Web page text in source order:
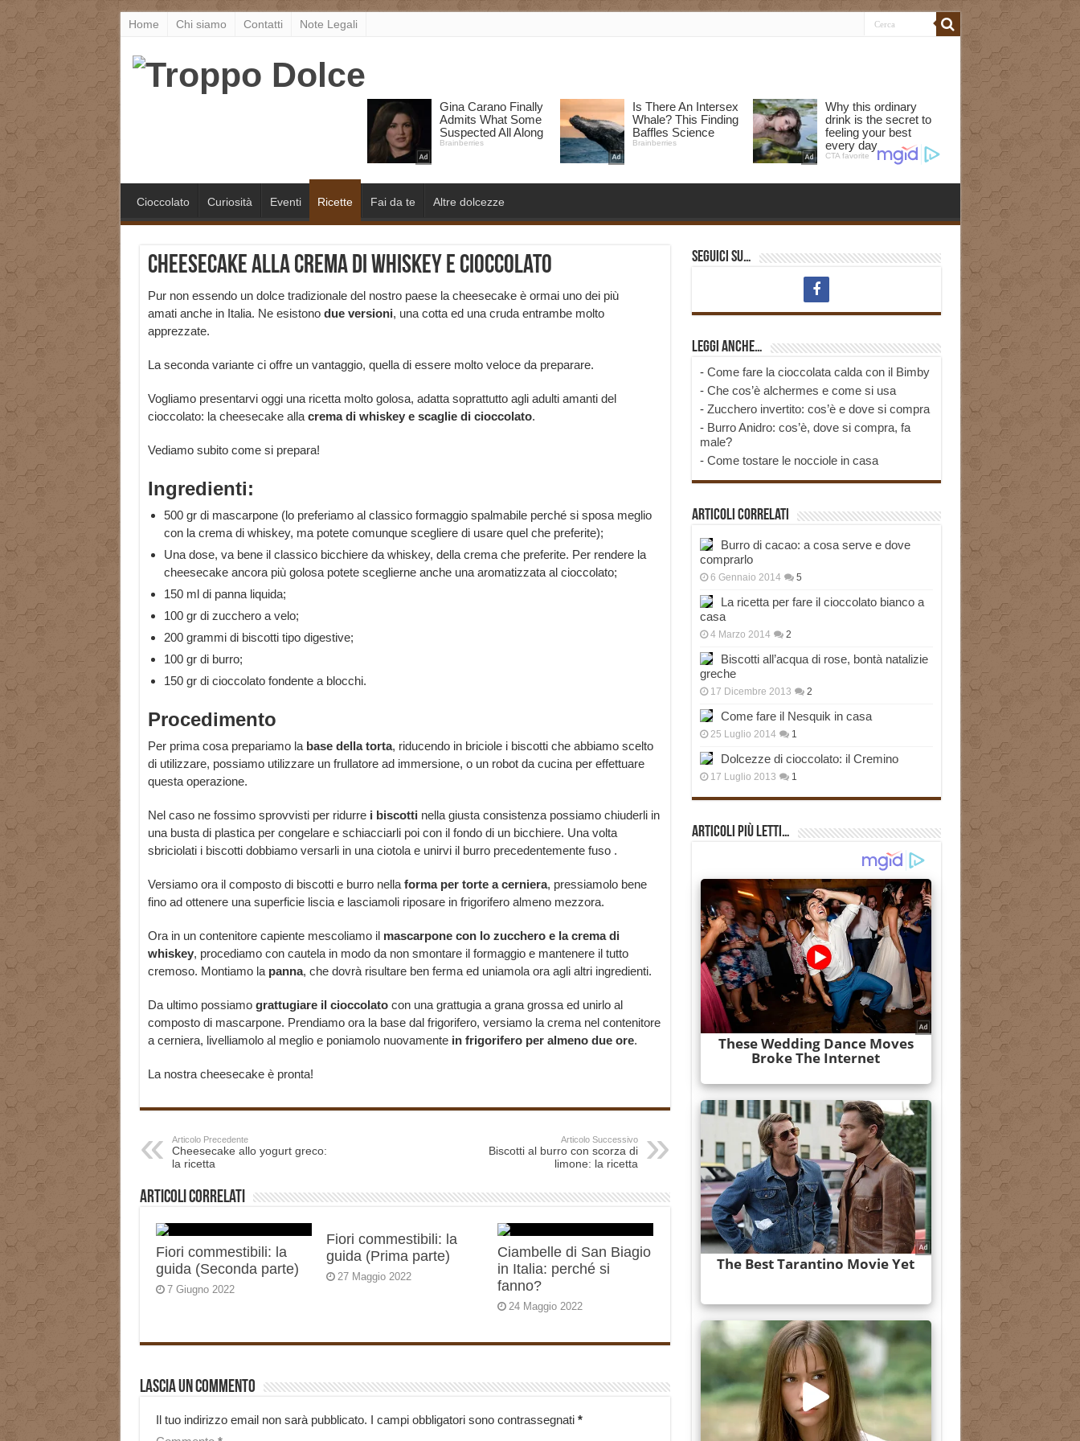
Home Chi siamo Contatti Note Legali
Cioccolato Curiosità Eventi Ricette Fai da te Altre dolcezze
Cheesecake alla crema di whiskey e cioccolato
Pur non essendo un dolce tradizionale del nostro paese la cheesecake è ormai uno dei più
amati anche in Italia. Ne esistono due versioni, una cotta ed una cruda entrambe molto
apprezzate.
La seconda variante ci offre un vantaggio, quella di essere molto veloce da preparare.
Vogliamo presentarvi oggi una ricetta molto golosa, adatta soprattutto agli adulti amanti del
cioccolato: la cheesecake alla crema di whiskey e scaglie di cioccolato.
Vediamo subito come si prepara!
Ingredienti:
500 gr di mascarpone (lo preferiamo al classico formaggio spalmabile perché si sposa meglio
con la crema di whiskey, ma potete comunque scegliere di usare quel che preferite);
Una dose, va bene il classico bicchiere da whiskey, della crema che preferite. Per rendere la
cheesecake ancora più golosa potete sceglierne anche una aromatizzata al cioccolato;
150 ml di panna liquida;
100 gr di zucchero a velo;
200 grammi di biscotti tipo digestive;
100 gr di burro;
150 gr di cioccolato fondente a blocchi.
Procedimento
Per prima cosa prepariamo la base della torta, riducendo in briciole i biscotti che abbiamo scelto
di utilizzare, possiamo utilizzare un frullatore ad immersione, o un robot da cucina per effettuare
questa operazione.
Nel caso ne fossimo sprovvisti per ridurre i biscotti nella giusta consistenza possiamo chiuderli in
una busta di plastica per congelare e schiacciarli poi con il fondo di un bicchiere. Una volta
sbriciolati i biscotti dobbiamo versarli in una ciotola e unirvi il burro precedentemente fuso .
Versiamo ora il composto di biscotti e burro nella forma per torte a cerniera, pressiamolo bene
fino ad ottenere una superficie liscia e lasciamoli riposare in frigorifero almeno mezzora.
Ora in un contenitore capiente mescoliamo il mascarpone con lo zucchero e la crema di
whiskey, procediamo con cautela in modo da non smontare il formaggio e mantenere il tutto
cremoso. Montiamo la panna, che dovrà risultare ben ferma ed uniamola ora agli altri ingredienti.
Da ultimo possiamo grattugiare il cioccolatocon una grattugia a grana grossa ed unirlo al
composto di mascarpone. Prendiamo ora la base dal frigorifero, versiamo la crema nel contenitore
a cerniera, livelliamolo al meglio e poniamolo nuovamente in frigorifero per almeno due ore.
La nostra cheesecake è pronta!
Articolo Precedente
Cheesecake allo yogurt greco:
la ricetta
Articolo Successivo
Biscotti al burro con scorza di
limone: la ricetta
Articoli correlati
Fiori commestibili: la
guida (Seconda parte)
7 Giugno 2022
Fiori commestibili: la
guida (Prima parte)
27 Maggio 2022
Ciambelle di San Biagio
in Italia: perché si
fanno?
24 Maggio 2022
Lascia un commento
Il tuo indirizzo email non sarà pubblicato. I campi obbligatori sono contrassegnati *
Seguici su…
Leggi anche…
- Come fare la cioccolata calda con il Bimby
- Che cos’è alchermes e come si usa
- Zucchero invertito: cos’è e dove si compra
- Burro Anidro: cos’è, dove si compra, fa
male?
- Come tostare le nocciole in casa
Articoli correlati
Burro di cacao: a cosa serve e dove
comprarlo
6 Gennaio 2014 5
La ricetta per fare il cioccolato bianco a
casa
4 Marzo 2014 2
Biscotti all’acqua di rose, bontà natalizie
greche
17 Dicembre 2013 2
Come fare il Nesquik in casa
25 Luglio 2014 1
Dolcezze di cioccolato: il Cremino
17 Luglio 2013 1
Articoli più Letti…